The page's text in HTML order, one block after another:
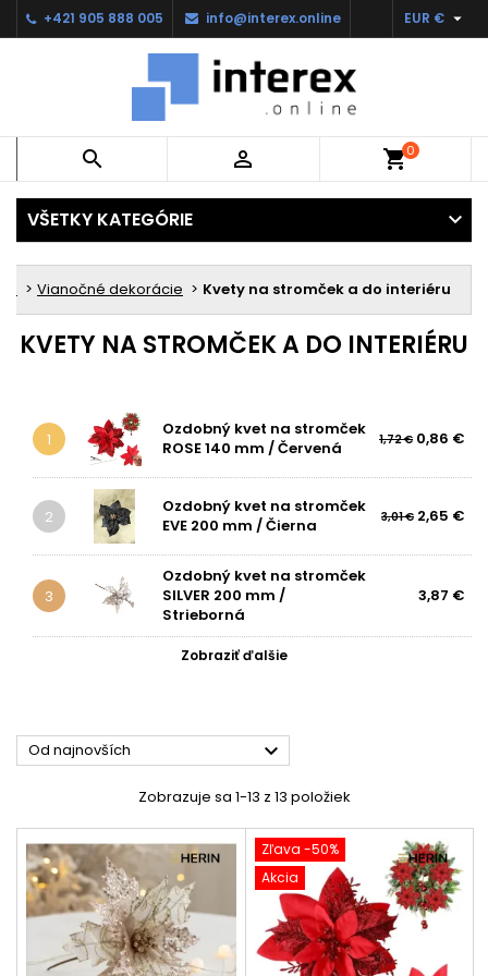
+421 905 888 005 info@interex.online EUR € 
  shopping_cart0
VŠETKY KATEGÓRIE
Vianočné dekorácie Kvety na stromček a do interiéru
KVETY NA STROMČEK A DO INTERIÉRU
1
Ozdobný kvet na stromček
ROSE 140 mm / Červená
1,72 € 0,86 €
2
Ozdobný kvet na stromček
EVE 200 mm / Čierna
3,01 € 2,65 €
3
Ozdobný kvet na stromček
SILVER 200 mm /
Strieborná
3,87 €
Zobraziť ďalšie
Od najnovších 
Zobrazuje sa 1-13 z 13 položiek
Zľava -50%
Akcia